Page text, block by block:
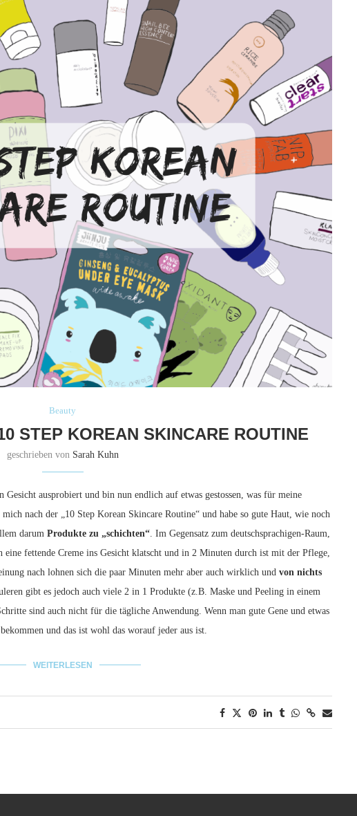
Beauty
STEP KOREAN SKINCARE ROUTINE
geschrieben von Sarah Kuhn
ausprobiert und bin nun endlich auf etwas gestossen, was für meine
nach der „10 Step Korean Skincare Routine“ und habe so gute Haut, wie noch
darum Produkte zu „schichten“ . Im Gegensatz zum deutschsprachigen-Raum,
fettende Creme ins Gesicht klatscht und in 2 Minuten durch ist mit der Pflege,
nach lohnen sich die paar Minuten mehr aber auch wirklich und von nichts
gibt es jedoch auch viele 2 in 1 Produkte (z.B. Maske und Peeling in einem
sind auch nicht für die tägliche Anwendung. Wenn man gute Gene und etwas
bekommen und das ist wohl das worauf jeder aus ist.
WEITERLESEN